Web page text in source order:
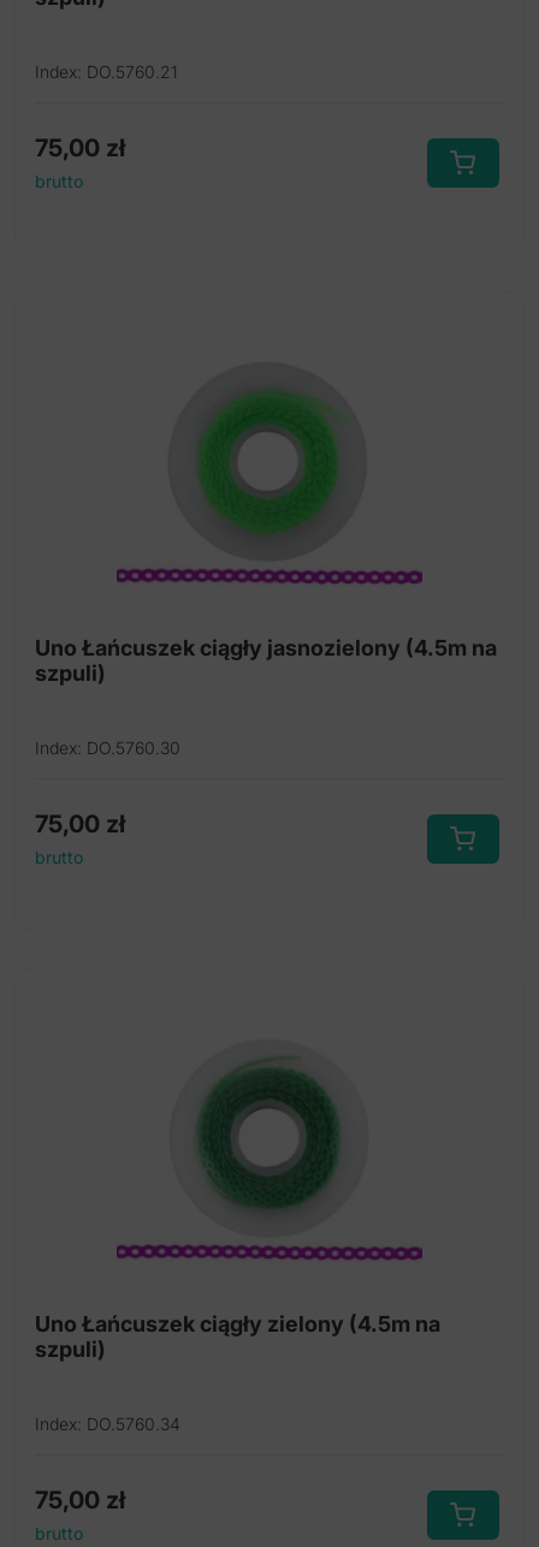
Index: DO.5760.21
75,00 zł
brutto
Uno Łańcuszek ciągły jasnozielony (4.5m na
szpuli)
Index: DO.5760.30
75,00 zł
brutto
Uno Łańcuszek ciągły zielony (4.5m na
szpuli)
Index: DO.5760.34
75,00 zł
brutto